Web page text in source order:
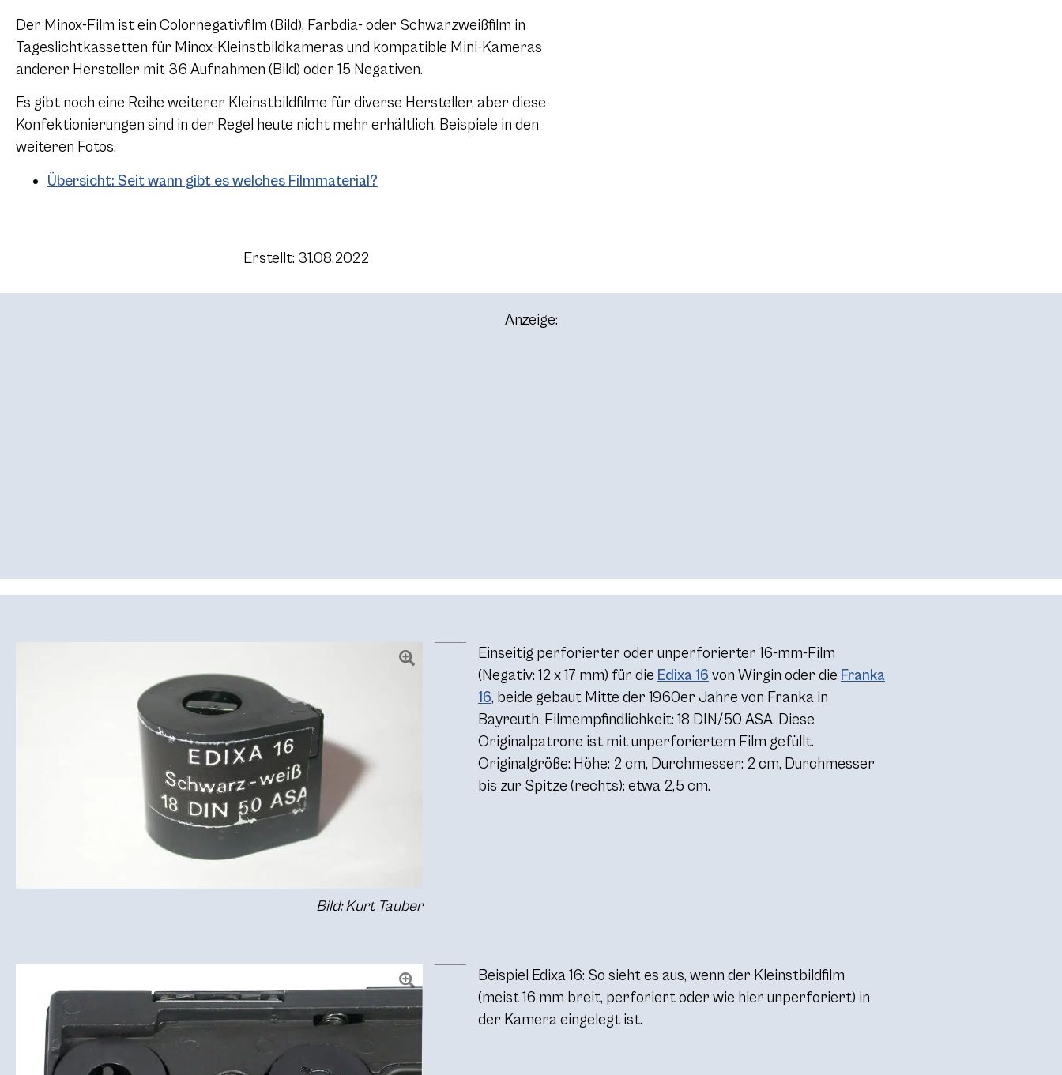
Der Minox-Film ist ein Colornegativfilm (Bild), Farbdia- oder Schwarzweißfilm in
Tageslichtkassetten für Minox-Kleinstbildkameras und kompatible Mini-Kameras
anderer Hersteller mit 36 Aufnahmen (Bild) oder 15 Negativen.
Es gibt noch eine Reihe weiterer Kleinstbildfilme für diverse Hersteller, aber diese
Konfektionierungen sind in der Regel heute nicht mehr erhältlich. Beispiele in den
weiteren Fotos.
Übersicht: Seit wann gibt es welches Filmmaterial?
Erstellt: 31.08.2022
Anzeige:
Bild: Kurt Tauber
Einseitig perforierter oder unperforierter 16-mm-Film
(Negativ: 12 x 17 mm) für die Edixa 16 von Wirgin oder die Franka
16, beide gebaut Mitte der 1960er Jahre von Franka in
Bayreuth. Filmempfindlichkeit: 18 DIN/50 ASA. Diese
Originalpatrone ist mit unperforiertem Film gefüllt.
Originalgröße: Höhe: 2 cm, Durchmesser: 2 cm, Durchmesser
bis zur Spitze (rechts): etwa 2,5 cm.
Beispiel Edixa 16: So sieht es aus, wenn der Kleinstbildfilm
(meist 16 mm breit, perforiert oder wie hier unperforiert) in
der Kamera eingelegt ist.